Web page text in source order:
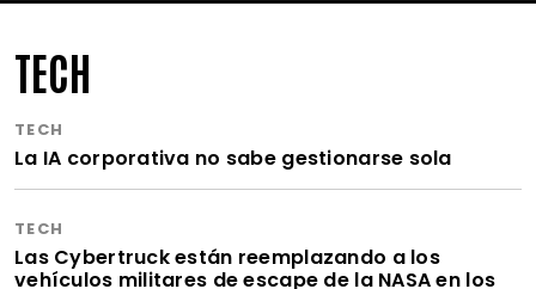
TECH
TECH
La IA corporativa no sabe gestionarse sola
TECH
Las Cybertruck están reemplazando a los
vehículos militares de escape de la NASA en los